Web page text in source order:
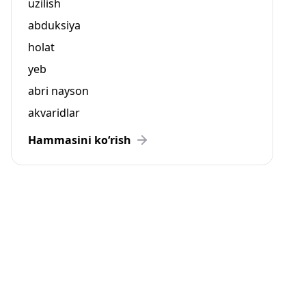
uzilish
abduksiya
holat
yeb
abri nayson
akvaridlar
Hammasini ko‘rish